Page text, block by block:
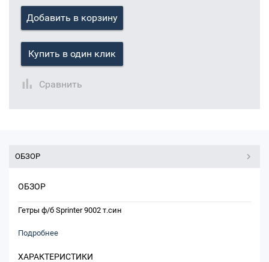
Добавить в корзину
Купить в один клик
Сравнить
ОБЗОР
ОБЗОР
Гетры ф/б Sprinter 9002 т.син
Подробнее
ХАРАКТЕРИСТИКИ